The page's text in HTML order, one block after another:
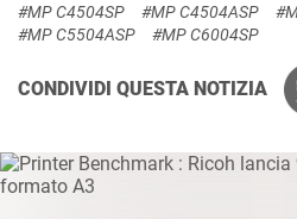
#MP C4504SP
#MP C4504ASP
#MP C5504ASP
#MP C6004SP
CONDIVIDI QUESTA NOTIZIA